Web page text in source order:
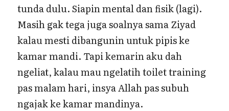
tunda dulu. Siapin mental dan fisik (lagi).
Masih gak tega juga soalnya sama Ziyad
kalau mesti dibangunin untuk pipis ke
kamar mandi. Tapi kemarin aku dah
ngeliat, kalau mau ngelatih toilet training
pas malam hari, insya Allah pas subuh
ngajak ke kamar mandinya.